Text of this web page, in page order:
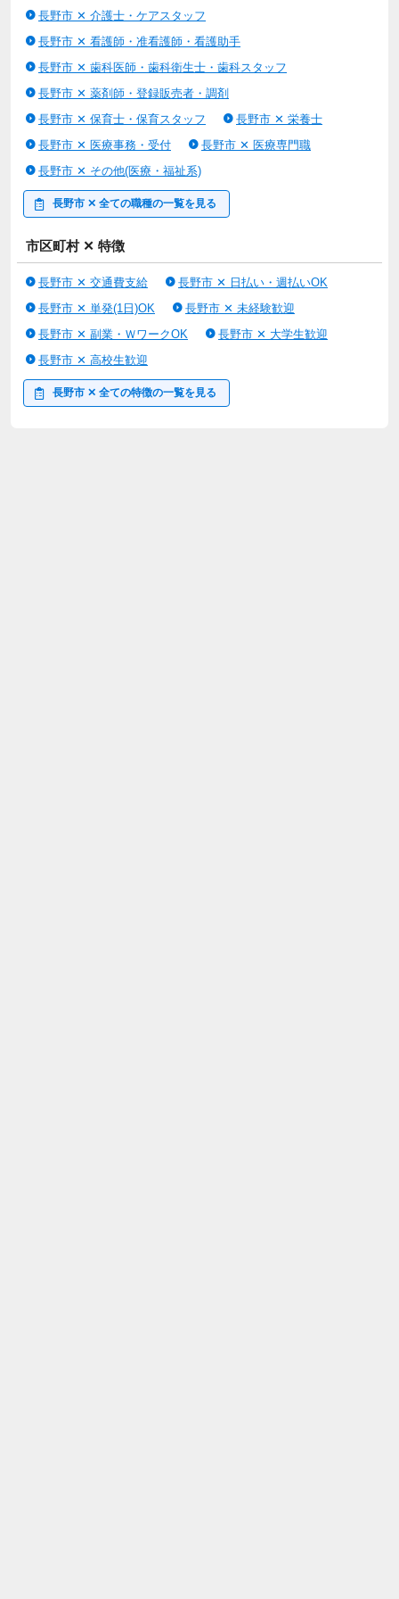
長野市 ✕ 介護士・ケアスタッフ
長野市 ✕ 看護師・准看護師・看護助手
長野市 ✕ 歯科医師・歯科衛生士・歯科スタッフ
長野市 ✕ 薬剤師・登録販売者・調剤
長野市 ✕ 保育士・保育スタッフ
長野市 ✕ 栄養士
長野市 ✕ 医療事務・受付
長野市 ✕ 医療専門職
長野市 ✕ その他(医療・福祉系)
長野市 ✕ 全ての職種の一覧を見る
市区町村 ✕ 特徴
長野市 ✕ 交通費支給
長野市 ✕ 日払い・週払いOK
長野市 ✕ 単発(1日)OK
長野市 ✕ 未経験歓迎
長野市 ✕ 副業・ＷワークOK
長野市 ✕ 大学生歓迎
長野市 ✕ 高校生歓迎
長野市 ✕ 全ての特徴の一覧を見る